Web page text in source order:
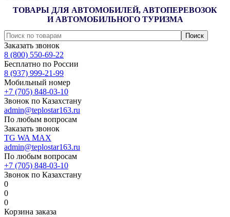
ТОВАРЫ ДЛЯ АВТОМОБИЛЕЙ, АВТОПЕРЕВОЗОК
И АВТОМОБИЛЬНОГО ТУРИЗМА
Заказать звонок
8 (800) 550-69-22
Бесплатно по России
8 (937) 999-21-99
Мобильный номер
+7 (705) 848-03-10
Звонок по Казахстану
admin@teplostar163.ru
По любым вопросам
Заказать звонок
TG WA MAX
admin@teplostar163.ru
По любым вопросам
+7 (705) 848-03-10
Звонок по Казахстану
0
0
0
Корзина заказа